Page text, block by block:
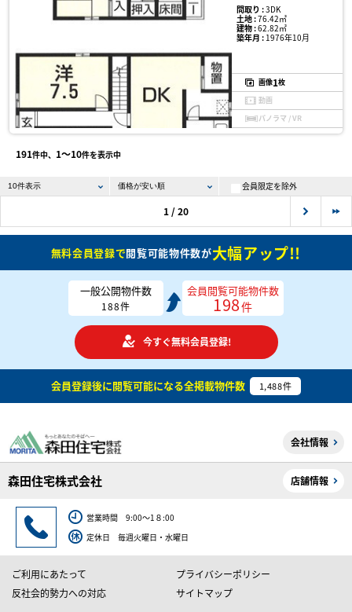
間取り :3DK
土地 :76.42㎡
建物 :62.82㎡
築年月 :1976年10月
画像1枚
動画
パノラマ / VR
191件中、 1〜10件を表示中
会員限定を除外
1 / 20
無料会員登録で閲覧可能物件数が大幅アップ!!
一般公開物件数
188件
会員閲覧可能物件数
198件
今すぐ無料会員登録!
会員登録後に閲覧可能になる全掲載物件数 1,488件
会社情報
森田住宅株式会社 店舗情報
営業時間 9:00～1８:00
定休日 毎週火曜日・水曜日
ご利用にあたって
プライバシーポリシー
反社会的勢力への対応
サイトマップ